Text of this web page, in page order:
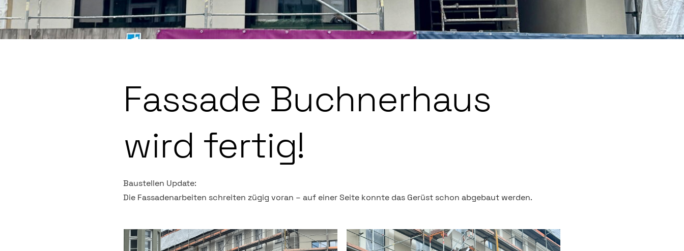
Fassade Buchnerhaus
wird fertig!
Baustellen Update:
Die Fassadenarbeiten schreiten zügig voran – auf einer Seite konnte das Gerüst schon abgebaut werden.